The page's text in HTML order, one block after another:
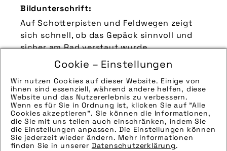
Cookie – Einstellungen
Wir nutzen Cookies auf dieser Website. Einige von
ihnen sind essenziell, während andere helfen, diese
Website und das Nutzererlebnis zu verbessern.
Wenn es für Sie in Ordnung ist, klicken Sie auf "Alle
Cookies akzeptieren". Sie können die Informationen,
die Sie mit uns teilen auch einschränken, indem Sie
die Einstellungen anpassen. Die Einstellungen können
Sie jederzeit wieder ändern. Mehr Informationen
finden Sie in unserer Datenschutzerklärung.
Bildunterschrift:
Auf Schotterpisten und Feldwegen zeigt
sich schnell, ob das Gepäck sinnvoll und
sicher am Rad verstaut wurde.
Zu verwendender Bildnachweis:
Quelle/Source [´www.ortlieb.com | pd-f´]
Technik-Info:
Hinweise zur weiteren Recherche:
Modellname:
Hersteller: Ortlieb
Tags: